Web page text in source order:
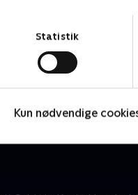
Statistik
Kun nødvendige